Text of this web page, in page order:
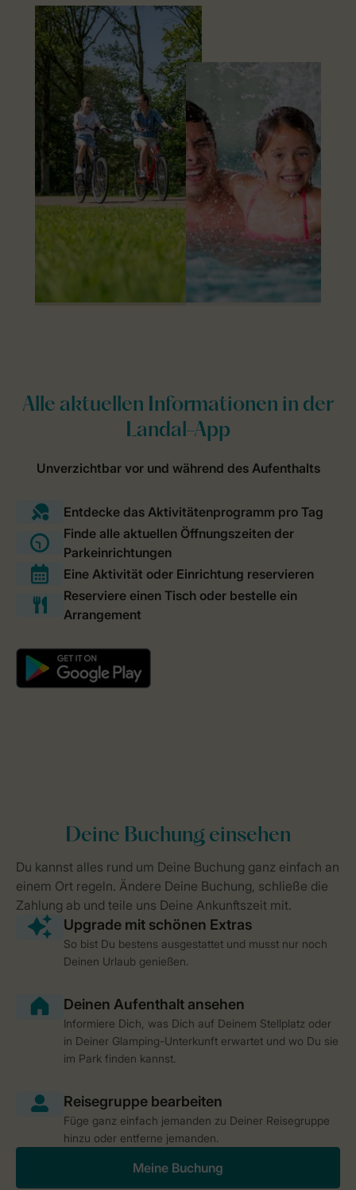
So bist Du bestens ausgestattet und musst nur noch
Deinen Urlaub genießen.
Informiere Dich, was Dich auf Deinem Stellplatz oder
in Deiner Glamping-Unterkunft erwartet und wo Du sie
im Park finden kannst.
Füge ganz einfach jemanden zu Deiner Reisegruppe
hinzu oder entferne jemanden.
Meine Buchung